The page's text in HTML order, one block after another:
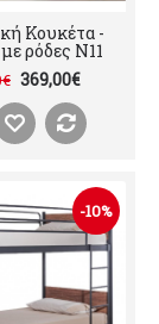
Κουκέτα -
ρόδες Ν11
369,00€
-10%